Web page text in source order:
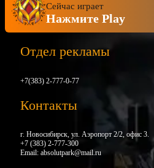
Сейчас играет
Нажмите Play
Отдел рекламы
+7(383) 2-777-0-77
Контакты
г. Новосибирск, ул. Аэропорт 2/2, офис 3.
+7 (383) 2-777-300
Email: absolutpark@mail.ru